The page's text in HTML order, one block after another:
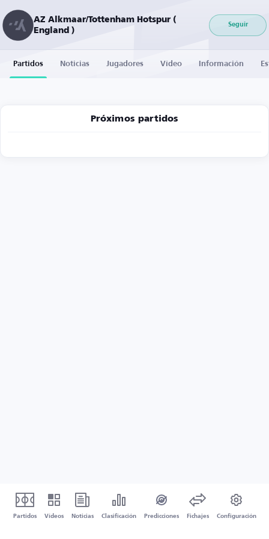
AZ Alkmaar/Tottenham Hotspur (
England )
Seguir
Partidos Noticias Jugadores Vídeo Información
Próximos partidos
Partidos Vídeos Noticias Clasificación Predicciones Fichajes Configuración